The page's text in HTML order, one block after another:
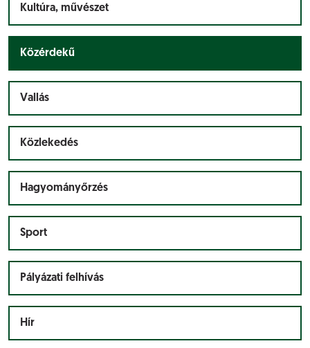
Kultúra, művészet
Közérdekű
Vallás
Közlekedés
Hagyományőrzés
Sport
Pályázati felhívás
Hír